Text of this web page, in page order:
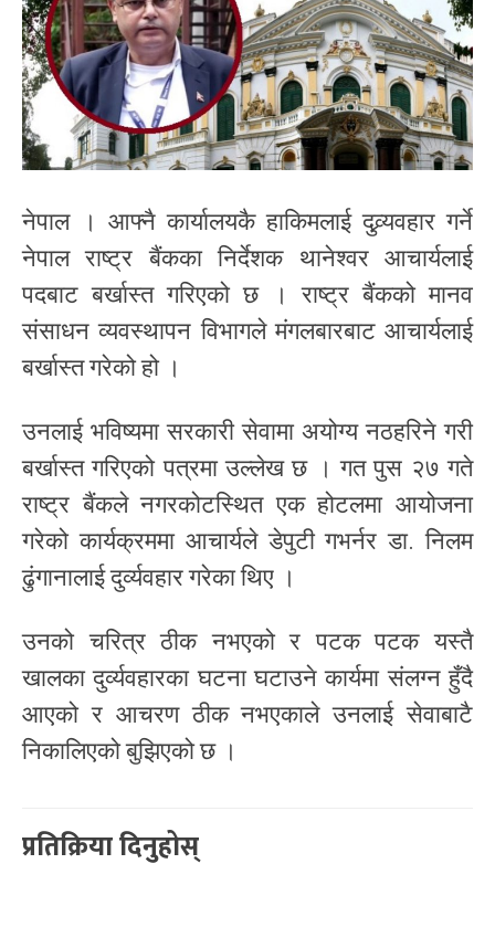
नेपाल । आफ्नै कार्यालयकै हाकिमलाई दुव्र्यवहार गर्ने
नेपाल राष्ट्र बैंकका निर्देशक थानेश्वर आचार्यलाई
पदबाट बर्खास्त गरिएको छ । राष्ट्र बैंकको मानव
संसाधन व्यवस्थापन विभागले मंगलबारबाट आचार्यलाई
बर्खास्त गरेको हो ।
उनलाई भविष्यमा सरकारी सेवामा अयोग्य नठहरिने गरी
बर्खास्त गरिएको पत्रमा उल्लेख छ । गत पुस २७ गते
राष्ट्र बैंकले नगरकोटस्थित एक होटलमा आयोजना
गरेको कार्यक्रममा आचार्यले डेपुटी गभर्नर डा. निलम
ढुंगानालाई दुर्व्यवहार गरेका थिए ।
उनको चरित्र ठीक नभएको र पटक पटक यस्तै
खालका दुर्व्यवहारका घटना घटाउने कार्यमा संलग्न हुँदै
आएको र आचरण ठीक नभएकाले उनलाई सेवाबाटै
निकालिएको बुझिएको छ ।
प्रतिक्रिया दिनुहोस्